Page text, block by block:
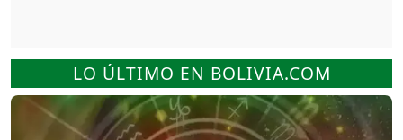
LO ÚLTIMO EN BOLIVIA.COM